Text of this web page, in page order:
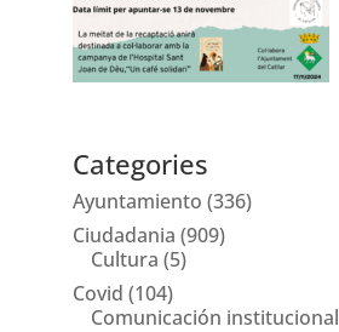
Categories
Ayuntamiento (336)
Ciudadania (909)
Cultura (5)
Covid (104)
Comunicación institucional